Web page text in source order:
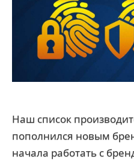
Наш список
пополнился новым
начала работать с